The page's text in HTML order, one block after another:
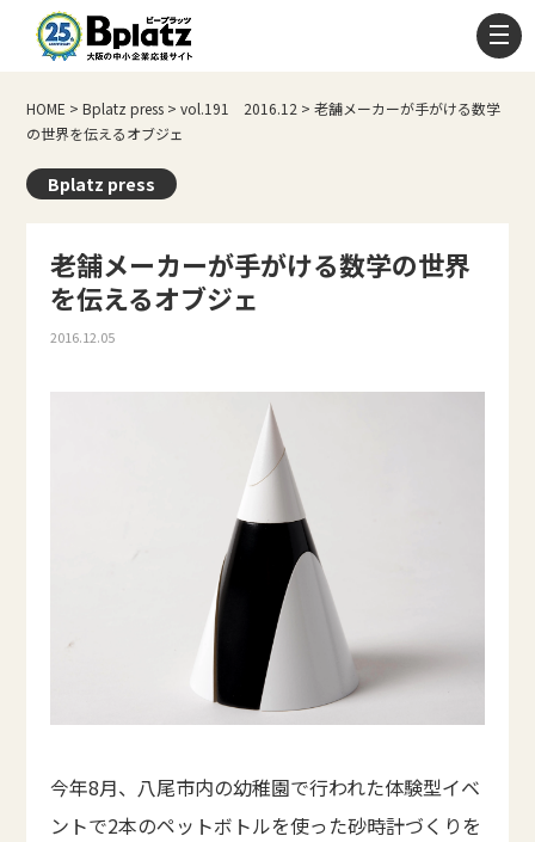
HOME >Bplatz press >vol.191 2016.12 >老舗メーカーが手がける数学
の世界を伝えるオブジェ
Bplatz press
老舗メーカーが手がける数学の世界
を伝えるオブジェ
2016.12.05
今年8月、八尾市内の幼稚園で行われた体験型イベ
ントで2本のペットボトルを使った砂時計づくりを